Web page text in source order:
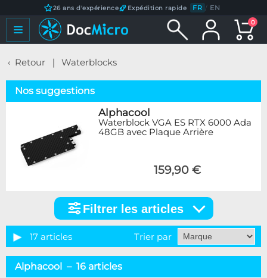
26 ans d'expérience Expédition rapide FR / EN
0
Retour Waterblocks
Nos suggestions
Alphacool
Waterblock VGA ES RTX 6000 Ada
48GB avec Plaque Arrière
159,90 €
articles
Marque
Alphacool
Filtrer les articles
17 articles Trier par
Alphacool – 16 articles